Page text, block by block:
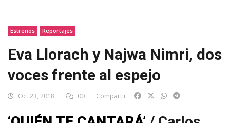
Estrenos Reportajes
Eva Llorach y Najwa Nimri, dos
voces frente al espejo
Oct 23, 2018 00 Compartir: